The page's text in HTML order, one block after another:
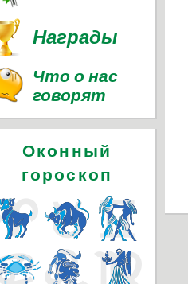
Награды
Что о нас
говорят
Оконный
гороскоп